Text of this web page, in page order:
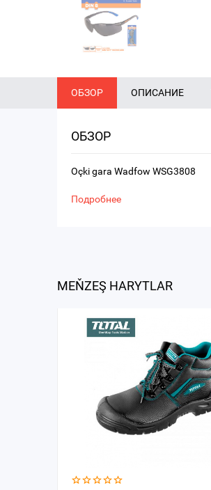
ОБЗОР ОПИСАНИЕ
ОБЗОР
Oçki gara Wadfow WSG3808
Подробнее
MEŇZEŞ HARYTLAR